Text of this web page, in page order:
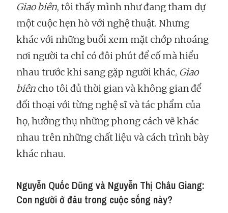
Giao biên, tôi thấy mình như đang tham dự
một cuộc hẹn hò với nghệ thuật. Nhưng
khác với những buổi xem mặt chớp nhoáng
nơi người ta chỉ có đôi phút để cố mà hiểu
nhau trước khi sang gặp người khác, Giao
biên cho tôi đủ thời gian và không gian để
đối thoại với từng nghệ sĩ và tác phẩm của
họ, hưởng thụ những phong cách vẽ khác
nhau trên những chất liệu và cách trình bày
khác nhau.
Nguyễn Quốc Dũng và Nguyễn Thị Châu Giang:
Con người ở đâu trong cuộc sống này?